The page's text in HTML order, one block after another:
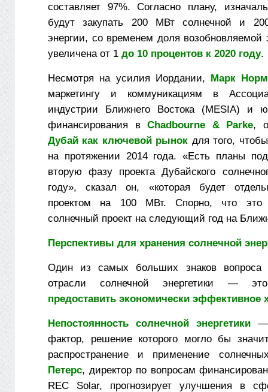
составляет 97%. Согласно плану,
будут закупать 200 МВт солнечной и
энергии, со временем доля возобновляемой
увеличена от 1 до 10 процентов к 2020 году.
Несмотря на усилия Иордании, Марк
маркетингу и коммуникациям в
индустрии Ближнего Востока (MESIA) и
финансирования в Chadbourne & Parke,
Дубай как ключевой рынок для того,
на протяжении 2014 года. «Есть планы
вторую фазу проекта Дубайского
году», сказал он, «которая будет
проектом на 100 МВт. Спорно, что
солнечный проект на следующий год на
Перспективы для хранения солнечной
Один из самых больших знаков вопроса
отрасли солнечной энергетики —
предоставить экономически эффективное
Непостоянность солнечной энергетики —
фактор, решение которого могло бы
распространение и применение
Петерс, директор по вопросам
REC Solar, прогнозирует улучшения в